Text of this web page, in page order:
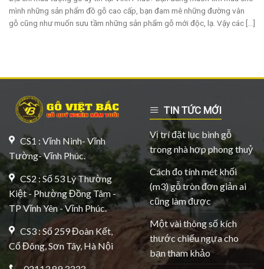
mình những sản phẩm đồ gỗ cao cấp, bạn đam mê những đường vân
gỗ cũng như muốn sưu tầm những sản phẩm gỗ mới độc, lạ. Vậy các [...]
CS1 : Vĩnh Ninh- Vĩnh
Tường- Vĩnh Phúc.
CS2 : Số 53 Lý Thường
Kiệt - Phường Đồng Tâm -
TP Vĩnh Yên - Vĩnh Phúc.
CS3 : Số 259 Đoàn Kết,
Cổ Đông, Sơn Tây, Hà Nội
TIN TỨC MỚI
Vị trí đặt lục bình gỗ
trong nhà hợp phong thuỷ
Cách đo tính mét khối
(m3) gỗ tròn đơn giản ai
cũng làm được
Một vài thông số kích
thước chiếu ngựa cho
bạn tham khảo